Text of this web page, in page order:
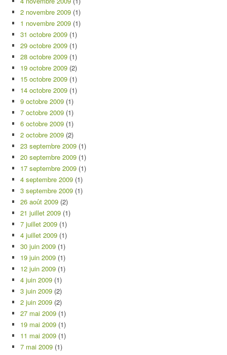
2 novembre 2009 (1)
1 novembre 2009 (1)
31 octobre 2009 (1)
29 octobre 2009 (1)
28 octobre 2009 (1)
19 octobre 2009 (2)
15 octobre 2009 (1)
14 octobre 2009 (1)
9 octobre 2009 (1)
7 octobre 2009 (1)
6 octobre 2009 (1)
2 octobre 2009 (2)
23 septembre 2009 (1)
20 septembre 2009 (1)
17 septembre 2009 (1)
4 septembre 2009 (1)
3 septembre 2009 (1)
26 août 2009 (2)
21 juillet 2009 (1)
7 juillet 2009 (1)
4 juillet 2009 (1)
30 juin 2009 (1)
19 juin 2009 (1)
12 juin 2009 (1)
4 juin 2009 (1)
3 juin 2009 (2)
2 juin 2009 (2)
27 mai 2009 (1)
19 mai 2009 (1)
11 mai 2009 (1)
7 mai 2009 (1)